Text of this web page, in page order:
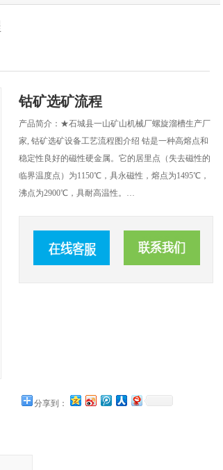
钴矿选矿流程
产品简介：★石城县一山矿山机械厂螺旋溜槽生产厂
家, 钴矿选矿设备工艺流程图介绍 钴是一种高熔点和
稳定性良好的磁性硬金属。它的居里点（失去磁性的
临界温度点）为1150℃，具永磁性，熔点为1495℃，
沸点为2900℃，具耐高温性。…
分享到：